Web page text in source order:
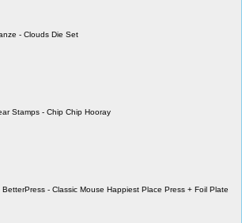
- Clouds Die Set
Stamps - Chip Chip Hooray
- Classic Mouse Happiest Place Press + Foil Plate